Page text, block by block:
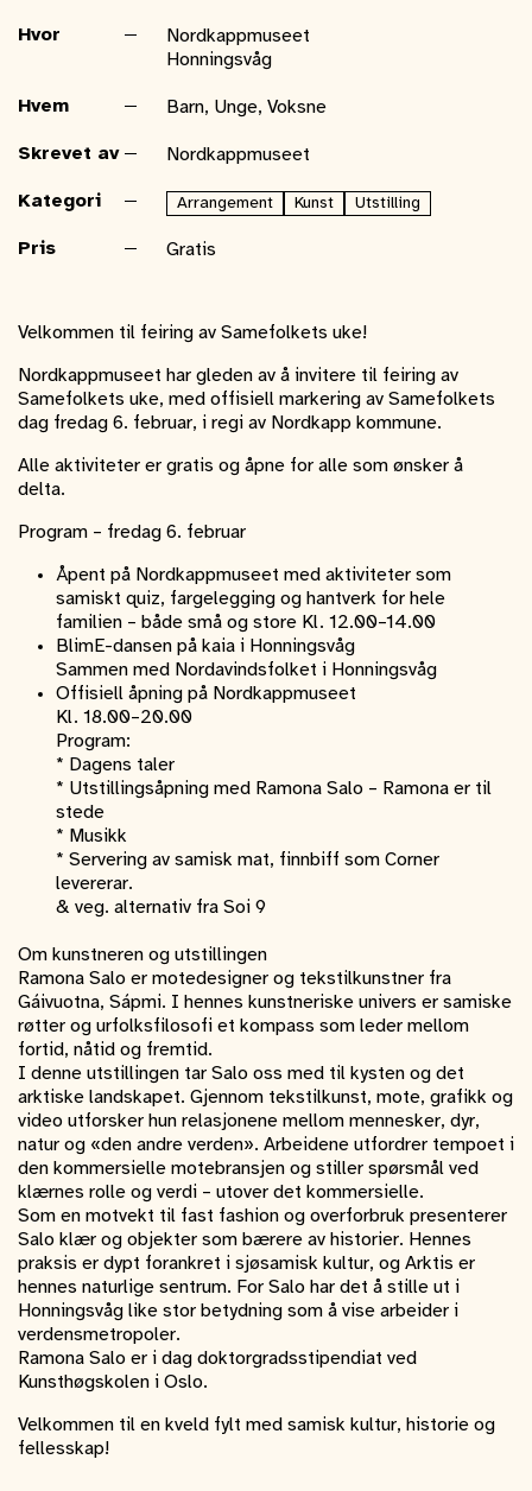
Hvor
Nordkappmuseet
Honningsvåg
Hvem Barn, Unge, Voksne
Skrevet av Nordkappmuseet
Kategori Arrangement Kunst Utstilling
Pris Gratis
Velkommen til feiring av Samefolkets uke!
Nordkappmuseet har gleden av å invitere til feiring av
Samefolkets uke, med offisiell markering av Samefolkets
dag fredag 6. februar, i regi av Nordkapp kommune.
Alle aktiviteter er gratis og åpne for alle som ønsker å
delta.
Program – fredag 6. februar
Åpent på Nordkappmuseet med aktiviteter som
samiskt quiz, fargelegging og hantverk for hele
familien – både små og store Kl. 12.00–14.00
BlimE-dansen på kaia i Honningsvåg
Sammen med Nordavindsfolket i Honningsvåg
Offisiell åpning på Nordkappmuseet
Kl. 18.00–20.00
Program:
* Dagens taler
* Utstillingsåpning med Ramona Salo – Ramona er til
stede
* Musikk
* Servering av samisk mat, finnbiff som Corner
levererar.
& veg. alternativ fra Soi 9
Om kunstneren og utstillingen
Ramona Salo er motedesigner og tekstilkunstner fra
Gáivuotna, Sápmi. I hennes kunstneriske univers er samiske
røtter og urfolksfilosofi et kompass som leder mellom
fortid, nåtid og fremtid.
I denne utstillingen tar Salo oss med til kysten og det
arktiske landskapet. Gjennom tekstilkunst, mote, grafikk og
video utforsker hun relasjonene mellom mennesker, dyr,
natur og «den andre verden». Arbeidene utfordrer tempoet i
den kommersielle motebransjen og stiller spørsmål ved
klærnes rolle og verdi – utover det kommersielle.
Som en motvekt til fast fashion og overforbruk presenterer
Salo klær og objekter som bærere av historier. Hennes
praksis er dypt forankret i sjøsamisk kultur, og Arktis er
hennes naturlige sentrum. For Salo har det å stille ut i
Honningsvåg like stor betydning som å vise arbeider i
verdensmetropoler.
Ramona Salo er i dag doktorgradsstipendiat ved
Kunsthøgskolen i Oslo.
Velkommen til en kveld fylt med samisk kultur, historie og
fellesskap!